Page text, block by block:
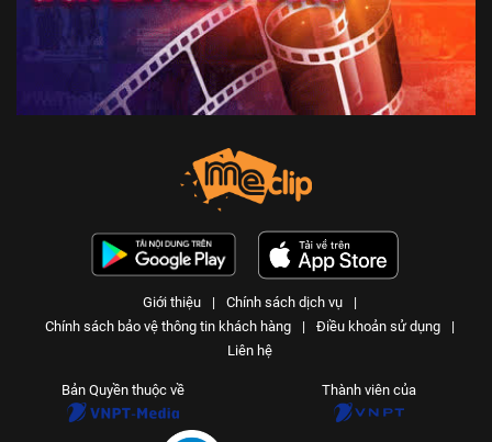
Giới thiệu | Chính sách dịch vụ
|
Chính sách bảo vệ thông tin khách hàng
| Điều khoản sử dụng
|
Liên hệ
Bản Quyền thuộc về Thành viên của